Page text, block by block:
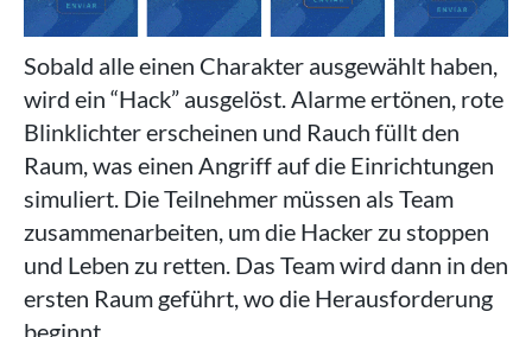
Sobald alle einen Charakter ausgewählt haben,
wird ein “Hack” ausgelöst. Alarme ertönen, rote
Blinklichter erscheinen und Rauch füllt den
Raum, was einen Angriff auf die Einrichtungen
simuliert. Die Teilnehmer müssen als Team
zusammenarbeiten, um die Hacker zu stoppen
und Leben zu retten. Das Team wird dann in den
ersten Raum geführt, wo die Herausforderung
beginnt.